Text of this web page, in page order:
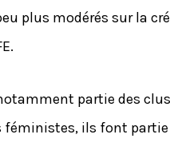
plus modérés sur la
partie des
ils font